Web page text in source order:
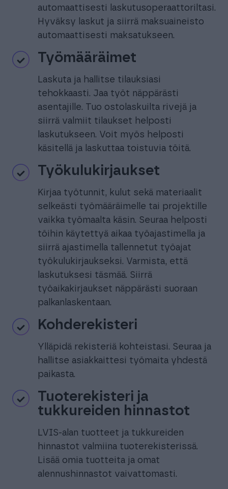
automaattisesti laskutusoperaattoriltasi.
Hyväksy laskut ja siirrä maksuaineisto
automaattisesti maksatukseen.
Työmääräimet
Laskuta ja hallitse tilauksiasi
tehokkaasti. Jaa työt näppärästi
asentajille. Tuo ostolaskuilta rivejä ja
siirrä valmiit tilaukset helposti
laskutukseen. Voit myös helposti
käsitellä ja laskuttaa toistuvia töitä.
Työkulukirjaukset
Kirjaa työtunnit, kulut sekä materiaalit
selkeästi työmääräimelle tai projektille
vaikka työmaalta käsin. Seuraa helposti
töihin käytettyä aikaa työajastimella ja
siirrä ajastimella tallennetut työajat
työkulukirjaukseksi. Varmista, että
laskutuksesi täsmää. Siirrä
työaikakirjaukset näppärästi suoraan
palkanlaskentaan.
Kohderekisteri
Ylläpidä rekisteriä kohteistasi. Seuraa ja
hallitse asiakkaittesi työmaita yhdestä
paikasta.
Tuoterekisteri ja
tukkureiden hinnastot
LVIS-alan tuotteet ja tukkureiden
hinnastot valmiina tuoterekisterissä.
Lisää omia tuotteita ja omat
alennushinnastot vaivattomasti.